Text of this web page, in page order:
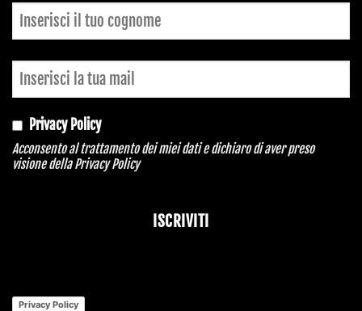
Privacy Policy
Acconsento al trattamento dei miei dati e dichiaro di aver preso
visione dellaPrivacy Policy
ISCRIVITI
Privacy Policy